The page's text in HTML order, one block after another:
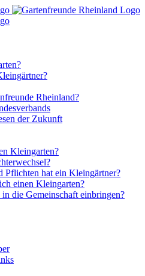
Rheinland?
der Zukunft
Kleingarten?
Pflichten hat ein Kleingärtner?
einen Kleingarten?
die Gemeinschaft einbringen?